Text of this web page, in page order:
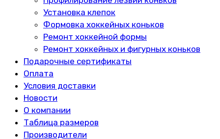
Установка клепок
Формовка хоккейных коньков
Ремонт хоккейной формы
Ремонт хоккейных и фигурных коньков
Подарочные сертификаты
Оплата
Условия доставки
Новости
О компании
Таблица размеров
Производители